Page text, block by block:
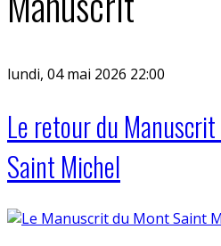
lundi, 04 mai 2026 22:00
Le retour du
Saint Michel